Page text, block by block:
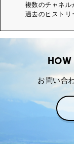
複数のチャネル
過去のヒストリ
お問い合